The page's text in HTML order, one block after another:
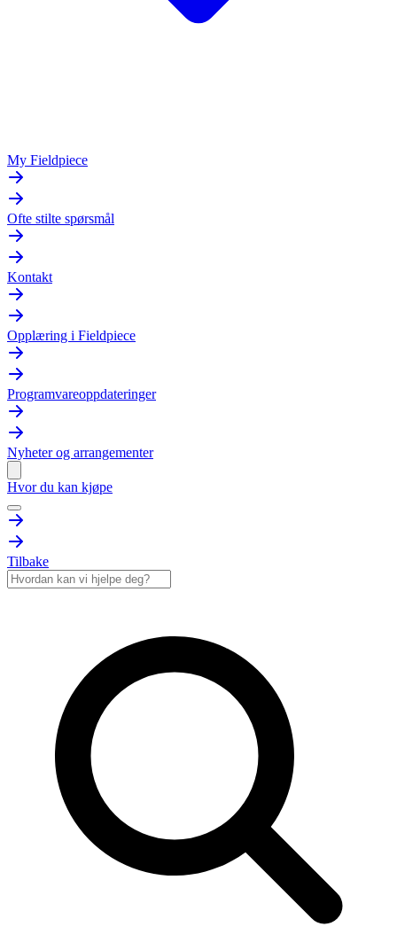
My Fieldpiece
Ofte stilte spørsmål
Kontakt
Opplæring i Fieldpiece
Programvareoppdateringer
Nyheter og arrangementer
Hvor du kan kjøpe
Tilbake